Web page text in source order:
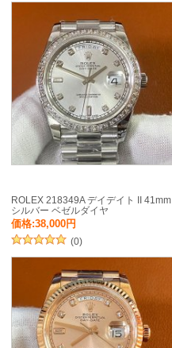
ROLEX 218349A デイデイト II 41mm
シルバー ベゼルダイヤ
価格:38,000円
(0)